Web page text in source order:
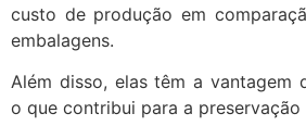
custo de produção em
embalagens.
Além disso, elas têm a vantagem
o que contribui para a